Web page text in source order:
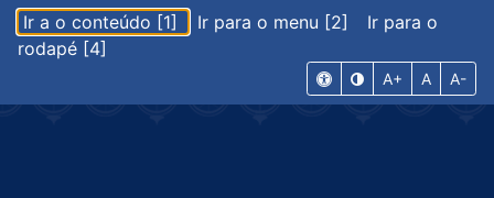
Ir a o conteúdo [1] Ir para o menu [2]
Ir para o
rodapé [4]
A+ A A-